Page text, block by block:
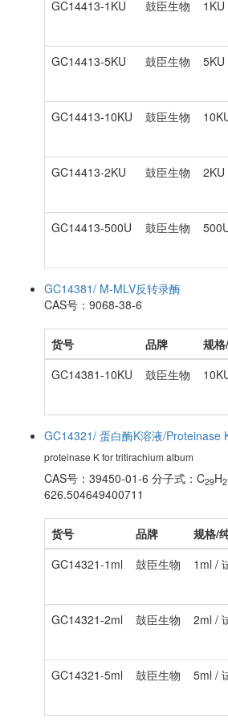
GC14413-1KU
鼓臣生物
GC14413-5KU 鼓臣生物 5KU
GC14413-10KU 鼓臣生物
GC14413-2KU 鼓臣生物 2KU
GC14413-500U 鼓臣生物
GC14381/ M-MLV反转录酶
CAS号：9068-38-6
货号 品牌 规
GC14381-10KU
鼓臣生物
GC14321/ 蛋白酶K溶液/Proteinase
proteinase K for tritirachium album
CAS号：39450-01-6 分子式：C29H
626.504649400711
货号 品牌 规格/
GC14321-1ml
鼓臣生物 1ml /
GC14321-2ml 鼓臣生物 2ml /
GC14321-5ml 鼓臣生物 5ml /